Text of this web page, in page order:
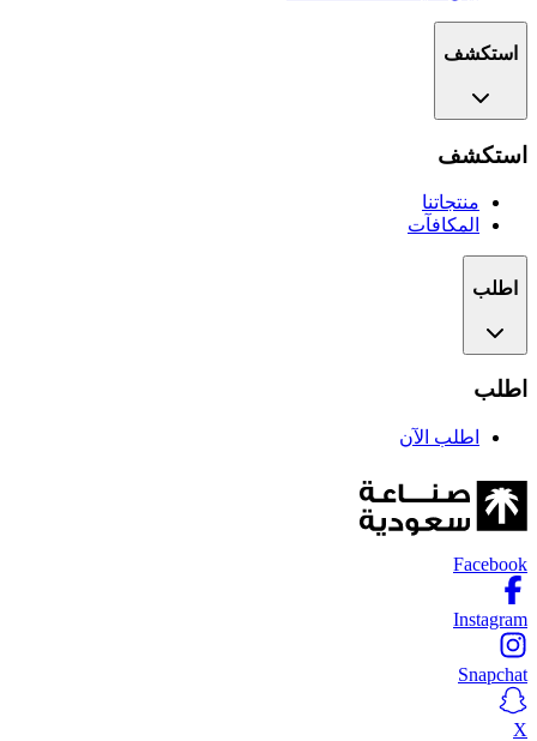
استكشف
استكشف
منتجاتنا
المكافآت
اطلب
اطلب
اطلب الآن
Facebook
Instagram
Snapchat
X